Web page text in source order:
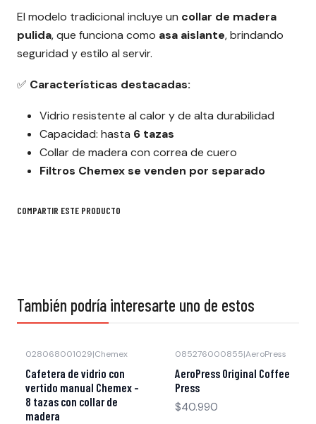
El modelo tradicional incluye un collar de madera
pulida, que funciona como asa aislante, brindando
seguridad y estilo al servir.
✅ Características destacadas:
Vidrio resistente al calor y de alta durabilidad
Capacidad: hasta 6 tazas
Collar de madera con correa de cuero
Filtros Chemex se venden por separado
COMPARTIR ESTE PRODUCTO
También podría interesarte uno de estos
028068001029|Chemex
Cafetera de vidrio con
vertido manual Chemex -
8 tazas con collar de
madera
085276000855|AeroPress
AeroPress Original Coffee
Press
$40.990